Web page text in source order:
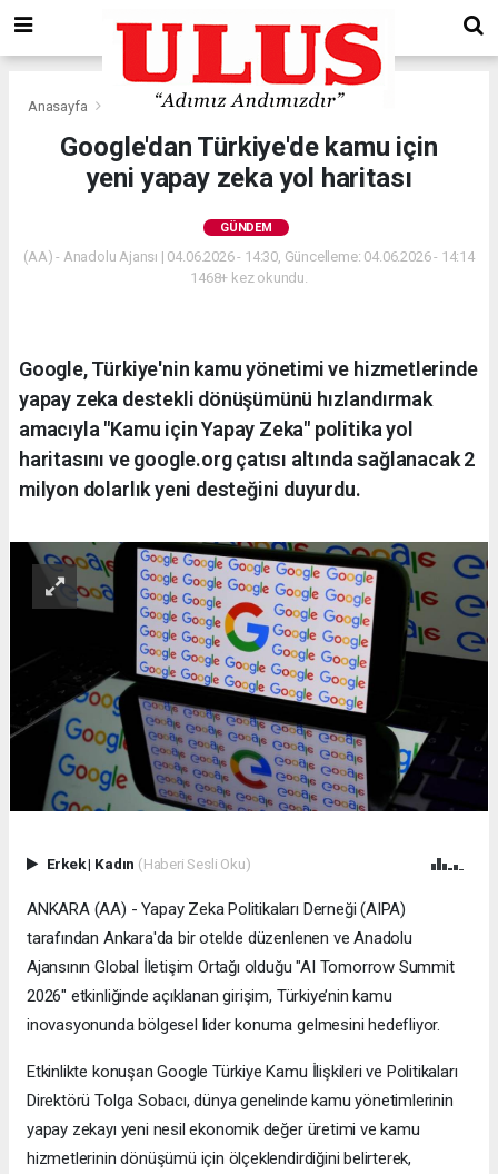
Anasayfa Gündem
Google'dan Türkiye'de kamu için
yeni yapay zeka yol haritası
GÜNDEM
(AA) - Anadolu Ajansı | 04.06.2026 - 14:30, Güncelleme: 04.06.2026 - 14:14
1468+ kez okundu.
Google, Türkiye'nin kamu yönetimi ve hizmetlerinde
yapay zeka destekli dönüşümünü hızlandırmak
amacıyla "Kamu için Yapay Zeka" politika yol
haritasını ve google.org çatısı altında sağlanacak 2
milyon dolarlık yeni desteğini duyurdu.
Erkek| Kadın (Haberi Sesli Oku)
ANKARA (AA) - Yapay Zeka Politikaları Derneği (AIPA)
tarafından Ankara'da bir otelde düzenlenen ve Anadolu
Ajansının Global İletişim Ortağı olduğu "AI Tomorrow Summit
2026" etkinliğinde açıklanan girişim, Türkiye’nin kamu
inovasyonunda bölgesel lider konuma gelmesini hedefliyor.
Etkinlikte konuşan Google Türkiye Kamu İlişkileri ve Politikaları
Direktörü Tolga Sobacı, dünya genelinde kamu yönetimlerinin
yapay zekayı yeni nesil ekonomik değer üretimi ve kamu
hizmetlerinin dönüşümü için ölçeklendirdiğini belirterek,